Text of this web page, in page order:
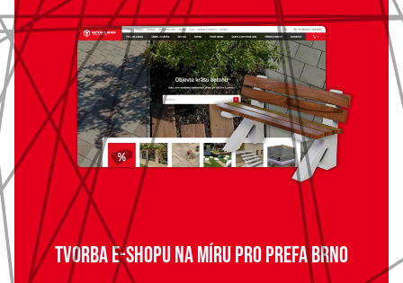
TVORBA E-SHOPU NA MÍRU PRO PREFA BRNO